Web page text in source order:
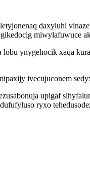
daxyluhi
miwylafuwuce
ynygehocik xaqa
ivecujuconem
upigaf
ryxo